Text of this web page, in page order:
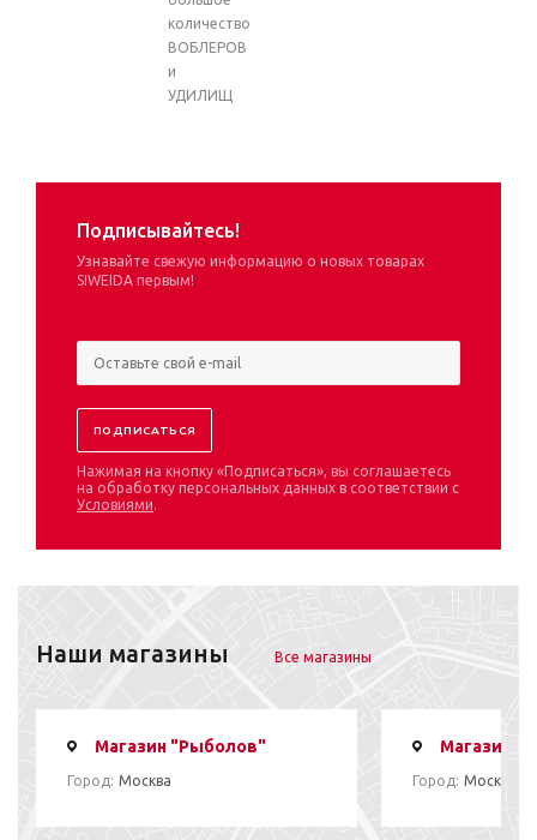
количество
ВОБЛЕРОВ
и
УДИЛИЩ
Подписывайтесь!
Узнавайте свежую информацию о новых товарах
SIWEIDA первым!
Нажимая на кнопку «Подписаться», вы соглашаетесь
на обработку персональных данных в соответствии с
Условиями.
Наши магазины Все магазины
Магазин "Рыболов"
Город: Москва
Магазин
Город: Москва